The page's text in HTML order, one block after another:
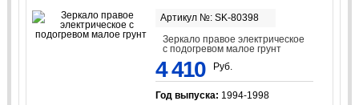
Артикул №: SK-80398
Зеркало правое электрическое
с подогревом малое грунт
4 410 Руб.
Год выпуска: 1994-1998